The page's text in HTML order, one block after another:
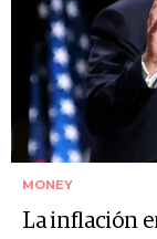
MONEY
La inflación